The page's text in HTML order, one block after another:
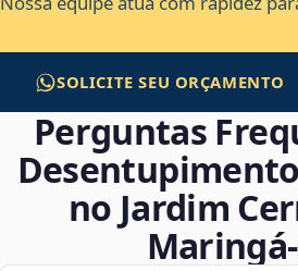
SOLICITE SEU ORÇAMENTO
Perguntas
no Jardim